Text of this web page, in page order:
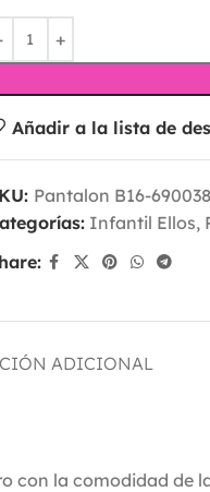
Añadir a la lista de
Pantalon B16-690038
Infantil Ellos,
ADICIONAL
con la comodidad de